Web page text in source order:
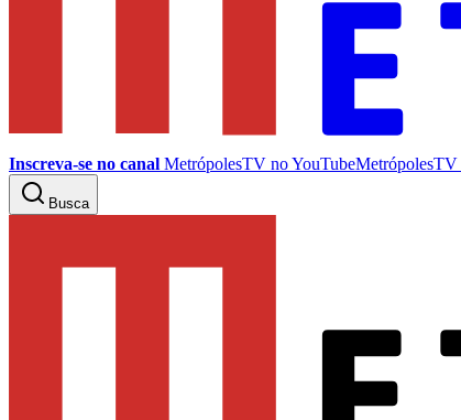
Inscreva-se no canal MetrópolesTV noYouTubeMetrópolesTV
Busca